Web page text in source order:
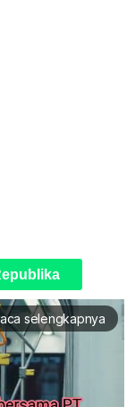
selengkapnya